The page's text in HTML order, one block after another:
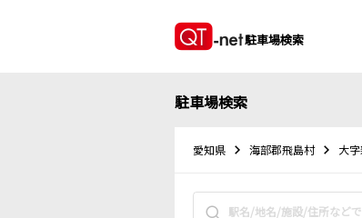
駐車場検索
駐車場検索
愛知県 海部郡飛島村 大